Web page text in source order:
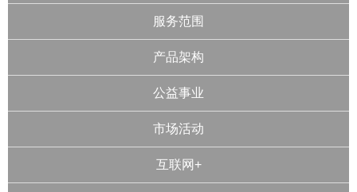
服务范围
产品架构
公益事业
市场活动
互联网+